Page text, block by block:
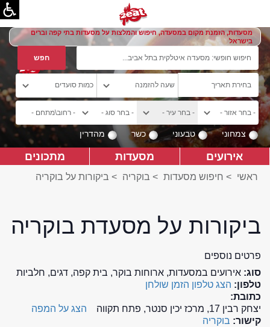
מסעדות, הזמנת מקום במסעדה, חיפוש והמלצות על מסעדות בתי קפה וברים
בישראל
צמחוני טבעוני כשר מהדרין
אירועים מסעדות מתכונים
ראשי > חיפוש מסעדות > בוקריה > ביקורות על בוקריה
ביקורות על מסעדת בוקריה
פרטים נוספים
סוג: אירועים במסעדות, ארוחות בוקר, בית קפה, דגים, חלביות
טלפון: הצג טלפון הזמן שולחן
כתובת:
יצחק רבין 17, מרכז יכין סנטר, פתח תקווה
הצג על המפה
קישור: בוקריה